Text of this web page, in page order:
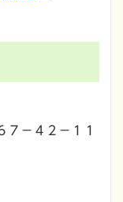
－４２－１１